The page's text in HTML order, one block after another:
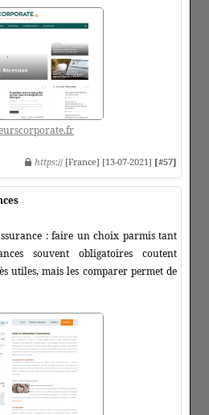
https:// [France] [13-07-2021] [#57]
: faire un choix parmis tant
souvent obligatoires coutent
utiles, mais les comparer permet de